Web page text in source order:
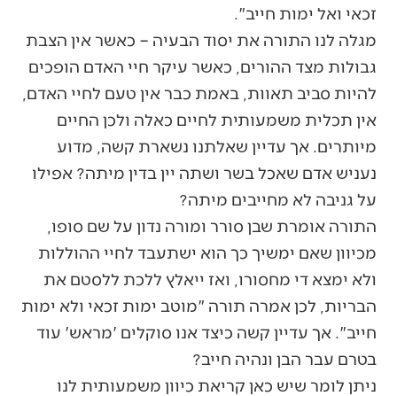
זכאי ואל ימות חייב".
מגלה לנו התורה את יסוד הבעיה – כאשר אין הצבת
גבולות מצד ההורים, כאשר עיקר חיי האדם הופכים
להיות סביב תאוות, באמת כבר אין טעם לחיי האדם,
אין תכלית משמעותית לחיים כאלה ולכן החיים
מיותרים. אך עדיין שאלתנו נשארת קשה, מדוע
נעניש אדם שאכל בשר ושתה יין בדין מיתה? אפילו
על גניבה לא מחייבים מיתה?
התורה אומרת שבן סורר ומורה נדון על שם סופו,
מכיוון שאם ימשיך כך הוא ישתעבד לחיי ההוללות
ולא ימצא די מחסורו, ואז ייאלץ ללכת ללסטם את
הבריות, לכן אמרה תורה "מוטב ימות זכאי ולא ימות
חייב". אך עדיין קשה כיצד אנו סוקלים 'מראש' עוד
בטרם עבר הבן ונהיה חייב?
ניתן לומר שיש כאן קריאת כיוון משמעותית לנו